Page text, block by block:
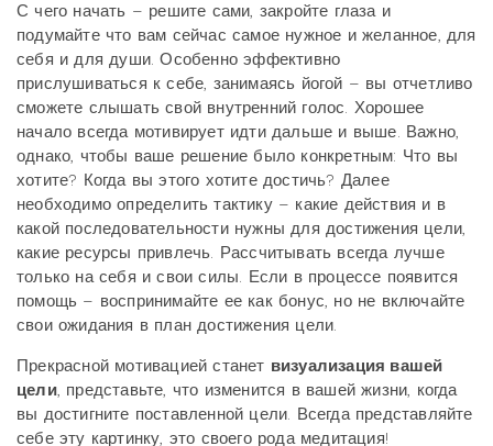
С чего начать – решите сами, закройте глаза и
подумайте что вам сейчас самое нужное и желанное, для
себя и для души. Особенно эффективно
прислушиваться к себе, занимаясь йогой – вы отчетливо
сможете слышать свой внутренний голос. Хорошее
начало всегда мотивирует идти дальше и выше. Важно,
однако, чтобы ваше решение было конкретным: Что вы
хотите? Когда вы этого хотите достичь? Далее
необходимо определить тактику – какие действия и в
какой последовательности нужны для достижения цели,
какие ресурсы привлечь. Рассчитывать всегда лучше
только на себя и свои силы. Если в процессе появится
помощь – воспринимайте ее как бонус, но не включайте
свои ожидания в план достижения цели.
Прекрасной мотивацией станет визуализация вашей
цели, представьте, что изменится в вашей жизни, когда
вы достигните поставленной цели. Всегда представляйте
себе эту картинку, это своего рода медитация!